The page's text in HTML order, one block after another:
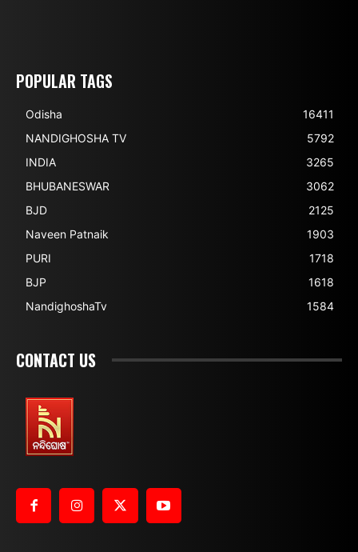
POPULAR TAGS
Odisha
16411
NANDIGHOSHA TV
5792
INDIA
3265
BHUBANESWAR
3062
BJD
2125
Naveen Patnaik
1903
PURI
1718
BJP
1618
NandighoshaTv
1584
CONTACT US